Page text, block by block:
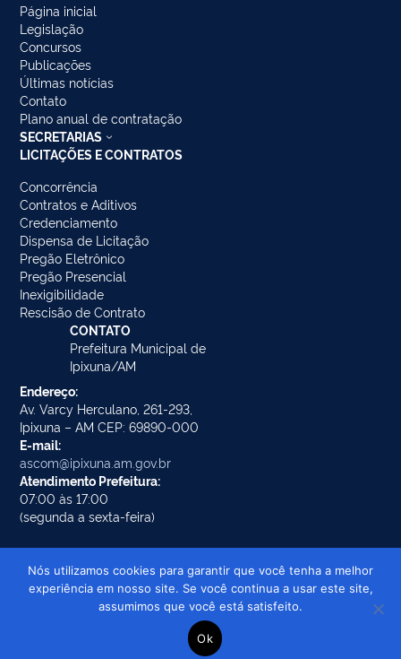
Página inicial
Legislação
Concursos
Publicações
Últimas notícias
Contato
Plano anual de contratação
SECRETARIAS
LICITAÇÕES E CONTRATOS
Concorrência
Contratos e Aditivos
Credenciamento
Dispensa de Licitação
Pregão Eletrônico
Pregão Presencial
Inexigibilidade
Rescisão de Contrato
CONTATO
Prefeitura Municipal de
Ipixuna/AM
Endereço:
Av. Varcy Herculano, 261-293,
Ipixuna – AM CEP: 69890-000
E-mail:
ascom@ipixuna.am.gov.br
Atendimento Prefeitura:
07:00 às 17:00
(segunda a sexta-feira)
Prefeitura Municipal de Ipixuna/AM ©
Todos os direitos reservados
Nós utilizamos cookies para garantir que você tenha a melhor
experiência em nosso site. Se você continua a usar este site,
assumimos que você está satisfeito.
Ok